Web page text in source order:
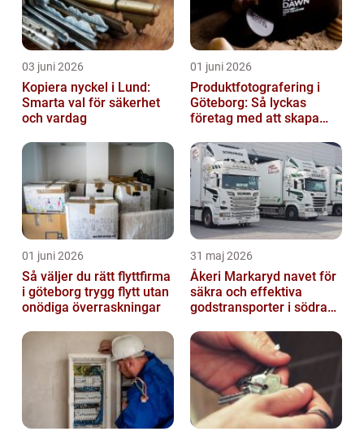
03 juni 2026
Kopiera nyckel i Lund:
Smarta val för säkerhet
och vardag
01 juni 2026
Produktfotografering i
Göteborg: Så lyckas
företag med att skapa
01 juni 2026
Så väljer du rätt flyttfirma
i göteborg trygg flytt utan
onödiga överraskningar
31 maj 2026
Åkeri Markaryd navet för
säkra och effektiva
godstransporter i södra